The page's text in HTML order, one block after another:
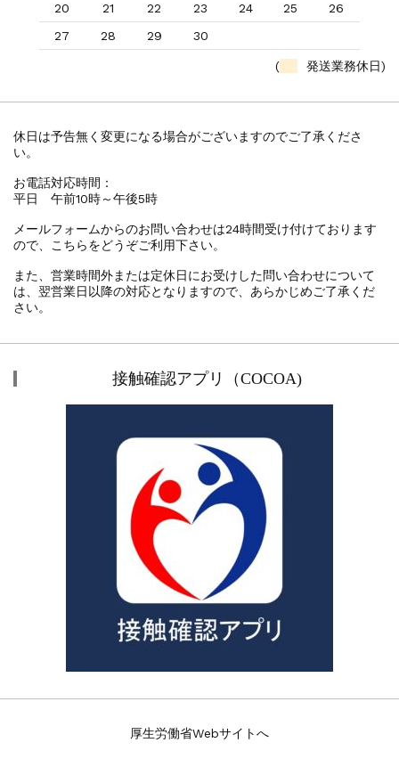
20
21 22 23 24 25
26
27
28 29 30
( 発送業務休日)
休日は予告無く変更になる場合がございますのでご了承くださ
い。
お電話対応時間：
平日 午前10時～午後5時
メールフォームからのお問い合わせは24時間受け付けております
ので、こちらをどうぞご利用下さい。
また、営業時間外または定休日にお受けした問い合わせについて
は、翌営業日以降の対応となりますので、あらかじめご了承くだ
さい。
接触確認アプリ（COCOA)
厚生労働省Webサイトへ